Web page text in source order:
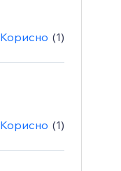
Корисно (1)
Корисно (1)